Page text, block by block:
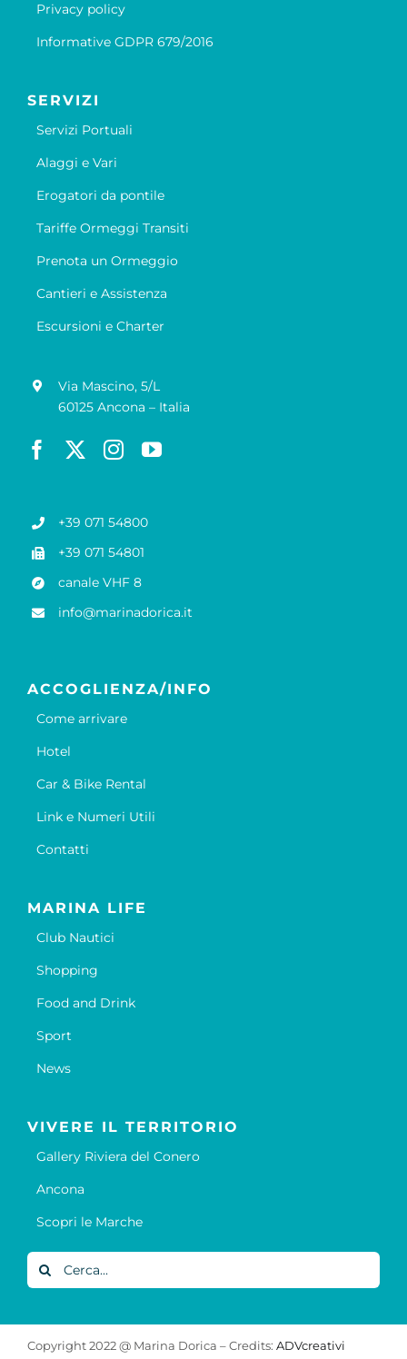
Privacy policy
Informative GDPR 679/2016
SERVIZI
Servizi Portuali
Alaggi e Vari
Erogatori da pontile
Tariffe Ormeggi Transiti
Prenota un Ormeggio
Cantieri e Assistenza
Escursioni e Charter
Via Mascino, 5/L
60125 Ancona – Italia
+39 071 54800
+39 071 54801
canale VHF 8
info@marinadorica.it
ACCOGLIENZA/INFO
Come arrivare
Hotel
Car & Bike Rental
Link e Numeri Utili
Contatti
MARINA LIFE
Club Nautici
Shopping
Food and Drink
Sport
News
VIVERE IL TERRITORIO
Gallery Riviera del Conero
Ancona
Scopri le Marche
Cerca
per:
Copyright 2022 @ Marina Dorica – Credits: ADVcreativi